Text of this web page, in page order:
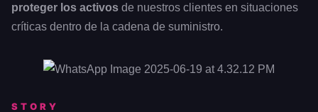
proteger los activos de nuestros clientes en situaciones
críticas dentro de la cadena de suministro.
STORY